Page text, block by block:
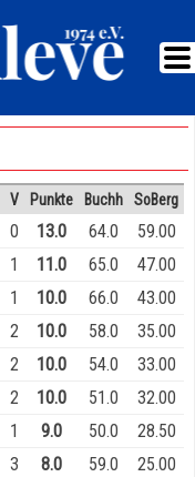
V Punkte Buchh SoBerg
0 13.0 64.0
59.00
1 11.0 65.0
47.00
1 10.0 66.0
43.00
2 10.0 58.0
35.00
2 10.0 54.0
33.00
2 10.0 51.0
32.00
1 9.0 50.0
28.50
3 8.0 59.0
25.00